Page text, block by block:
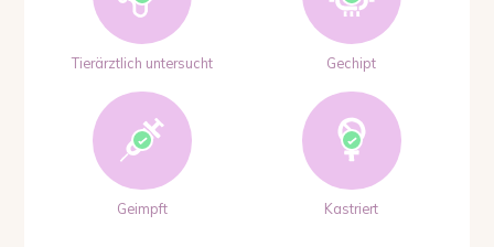
Tierärztlich untersucht Gechipt
Geimpft Kastriert